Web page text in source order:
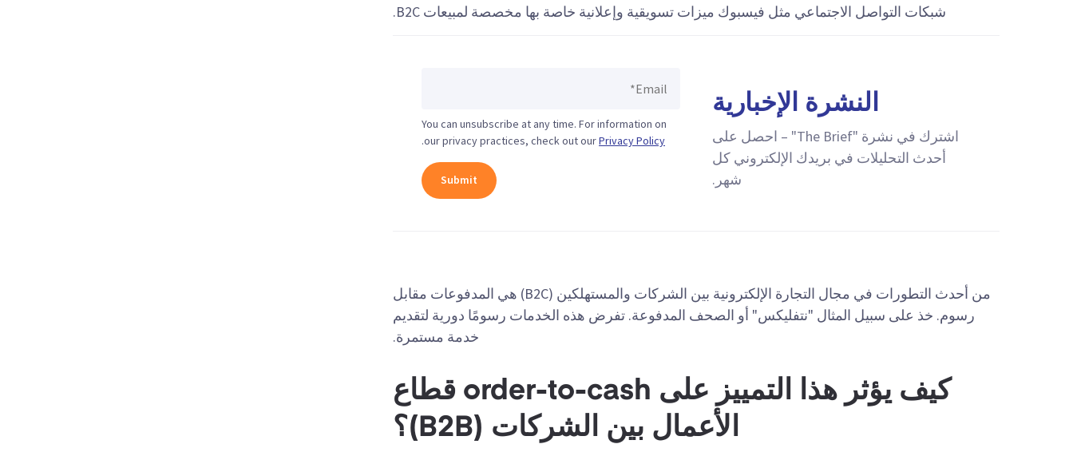
شبكات التواصل الاجتماعي مثل فيسبوك ميزات تسويقية وإعلانية خاصة بها مخصصة لمبيعات B2C.
النشرة الإخبارية
اشترك في نشرة "The Brief" – احصل على
أحدث التحليلات في بريدك الإلكتروني كل
شهر.
You can unsubscribe at any time. For information on
our privacy practices, check out ourPrivacy Policy
.
من أحدث التطورات في مجال التجارة الإلكترونية بين الشركات والمستهلكين (B2C) هي المدفوعات مقابل
رسوم. خذ على سبيل المثال "نتفليكس" أو الصحف المدفوعة. تفرض هذه الخدمات رسومًا دورية لتقديم
خدمة مستمرة.
كيف يؤثر هذا التمييز على order-to-cash قطاع
الأعمال بين الشركات (B2B)؟